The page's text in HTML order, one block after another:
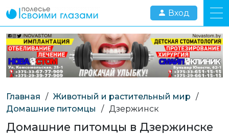
Вход
Главная / Животный и растительный мир /
Домашние питомцы
/ Дзержинск
Домашние питомцы в Дзержинске